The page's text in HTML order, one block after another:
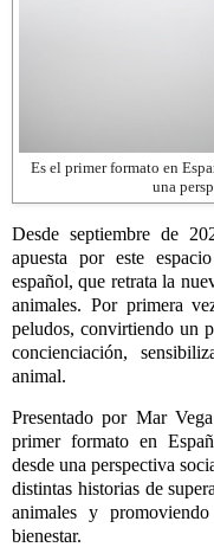
Es el primer formato en
una
Desde septiembre de
apuesta por este
español, que retrata la
animales. Por primera
peludos, convirtiendo un
concienciación,
animal.
Presentado por Mar
primer formato en
desde una perspectiva
distintas historias de
animales y
bienestar.